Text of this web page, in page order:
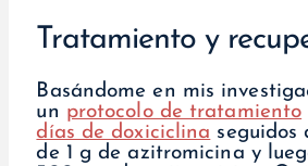
Tratamiento y
Basándome en mis
un protocolo de tratamiento
días de doxiciclina seguidos
de 1 g de azitromicina y